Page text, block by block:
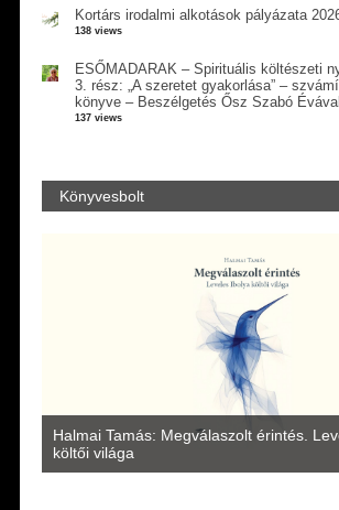
Kortárs irodalmi alkotások pályázata
138 views
ESŐMADARAK – Spirituális költészeti
3. rész: „A szeretet gyakorlása” –
könyve – Beszélgetés Ősz Szabó
137 views
Könyvesbolt
Halmai Tamás: Megválaszolt érintés.
költői világa